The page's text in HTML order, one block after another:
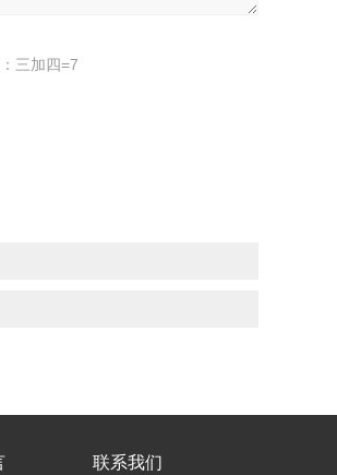
三加四=7
联系我们